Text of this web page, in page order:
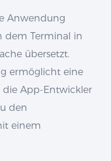
Anwendung
dem Terminal in
übersetzt.
ermöglicht eine
App-Entwickler
den
einem